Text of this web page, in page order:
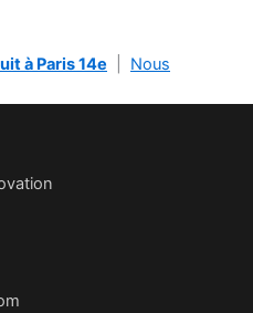
à Paris 14e
Nous